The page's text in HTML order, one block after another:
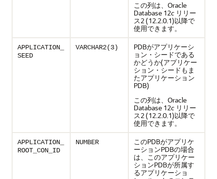
この列は、Oracle
Database 12c リリー
ス2 (12.2.0.1)以降で
使用できます。
APPLICATION_
SEED
VARCHAR2(3)
PDBがアプリケーシ
ョン・シードである
かどうか(アプリケー
ション・シードもま
たアプリケーション
PDB)
この列は、Oracle
Database 12c リリー
ス2 (12.2.0.1)以降で
使用できます。
APPLICATION_
ROOT_CON_ID
NUMBER
このPDBがアプリケ
ーションPDBの場合
は、このアプリケー
ションPDBが所属す
るアプリケーショ